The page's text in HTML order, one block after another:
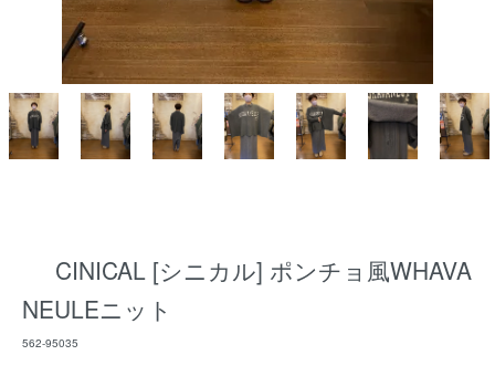
CINICAL [シニカル] ポンチョ風WHAVA
NEULEニット
562-95035